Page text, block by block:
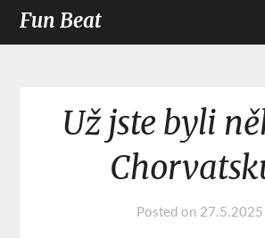
Fun Beat
Už jste byli
Posted on 27.5.2025